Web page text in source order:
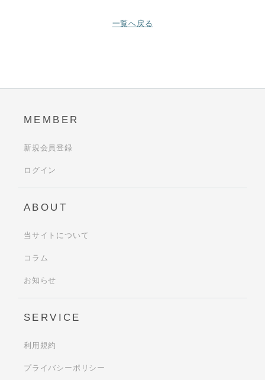
一覧へ戻る
MEMBER
新規会員登録
ログイン
ABOUT
当サイトについて
コラム
お知らせ
SERVICE
利用規約
プライバシーポリシー